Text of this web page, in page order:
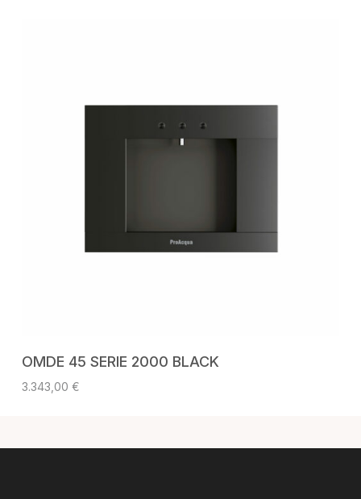
OMDE 45 SERIE 2000 BLACK
3.343,00 €